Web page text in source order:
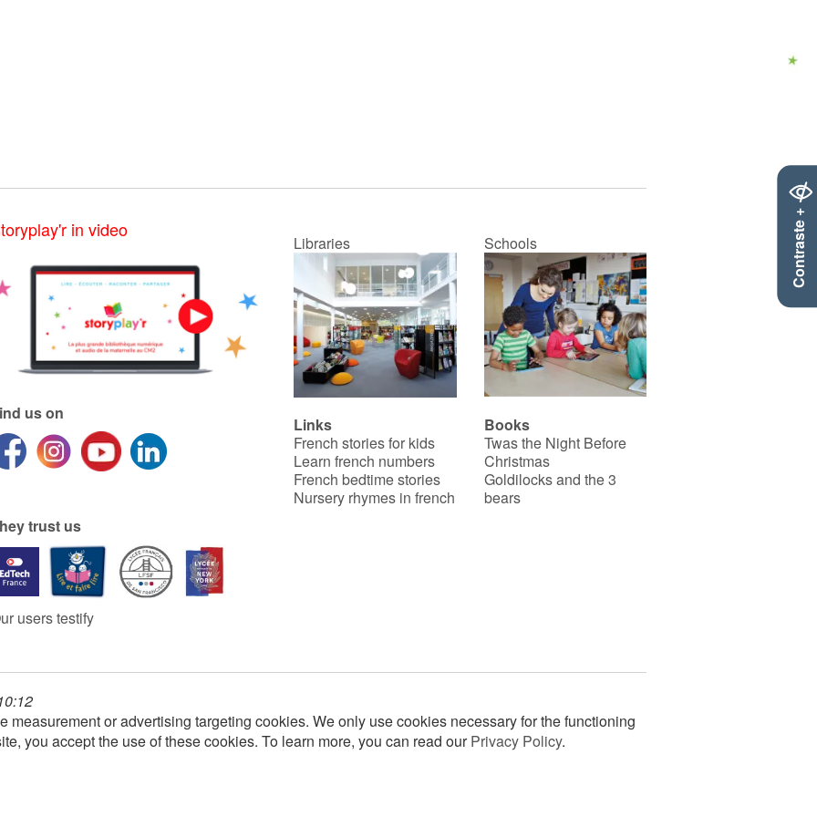
Contraste +
in video
us on
trust us
users testify
Libraries Schools
Links
French stories for kids
Learn french numbers
French bedtime stories
Nursery rhymes in french
Books
Twas the Night Before
Christmas
Goldilocks and the 3
bears
measurement or advertising targeting cookies. We only use cookies necessary for the functioning
you accept the use of these cookies. To learn more, you can read ourPrivacy Policy.